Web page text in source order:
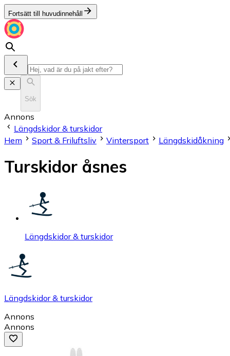
Fortsätt till huvudinnehåll
Sök
Annons
Längdskidor & turskidor
Hem
Sport & Friluftsliv Vintersport Längdskidåkning
Turskidor åsnes
Längdskidor & turskidor
Längdskidor & turskidor
Annons
Annons